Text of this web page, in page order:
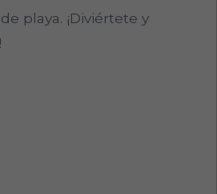
playa. ¡Diviértete y